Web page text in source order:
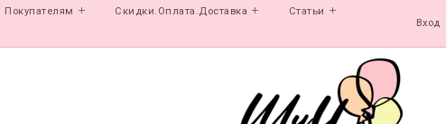
Покупателям Скидки.Оплата.Доставка Статьи
Вход